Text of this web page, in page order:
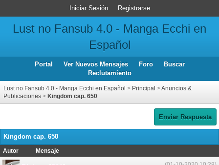
Iniciar Sesión Registrarse
Lust no Fansub 4.0 - Manga Ecchi en
Español
Portal Ver Nuevos Mensajes Foro
Buscar
Reclutamiento
Lust no Fansub 4.0 - Manga Ecchi en Español > Principal >Anuncios &
Publicaciones > Kingdom cap. 650
Enviar Respuesta
Kingdom cap. 650
Autor
Mensaje